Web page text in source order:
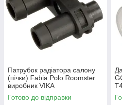
Патрубок радіатора салону
(пічки) Fabia Polo Roomster
виробник VIKA
Готово до відправки